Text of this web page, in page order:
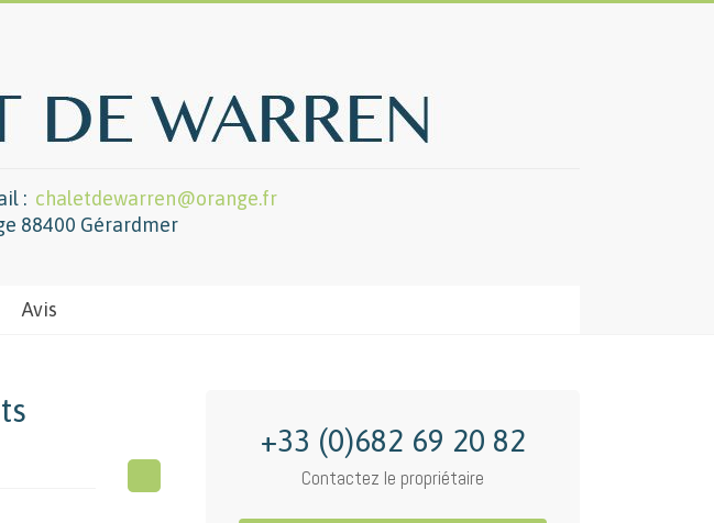
: chaletdewarren@orange.fr
88400 Gérardmer
Avis
+33 (0)682 69 20 82
Contactez le propriétaire